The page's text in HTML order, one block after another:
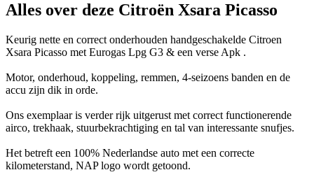
Alles over deze Citroën Xsara Picasso
Keurig nette en correct onderhouden handgeschakelde Citroen
Xsara Picasso met Eurogas Lpg G3 & een verse Apk .
Motor, onderhoud, koppeling, remmen, 4-seizoens banden en de
accu zijn dik in orde.
Ons exemplaar is verder rijk uitgerust met correct functionerende
airco, trekhaak, stuurbekrachtiging en tal van interessante snufjes.
Het betreft een 100% Nederlandse auto met een correcte
kilometerstand, NAP logo wordt getoond.